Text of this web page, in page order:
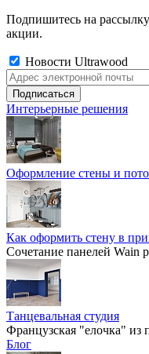
Подпишитесь на
акции.
Новости Ultrawood
Интерьерные решения
Оформление стены и
Как оформить стену в
Сочетание панелей Wain
Танцевальная студия
Французская "елочка" из
Блог